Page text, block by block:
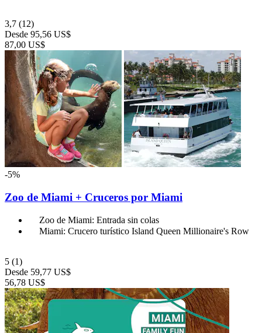
3,7 (12)
Desde 95,56 US$
87,00 US$
-5%
Zoo de Miami + Cruceros por Miami
Zoo de Miami: Entrada sin colas
Miami: Crucero turístico Island Queen Millionaire's Row
5 (1)
Desde 59,77 US$
56,78 US$